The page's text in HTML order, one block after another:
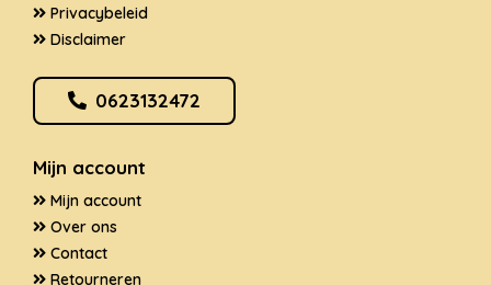
Privacybeleid
Disclaimer
0623132472
Mijn account
Mijn account
Over ons
Contact
Retourneren